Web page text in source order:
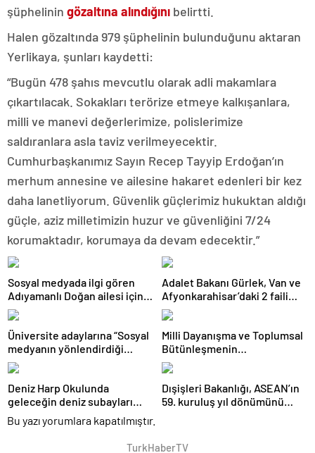
şüphelinin gözaltına alındığını belirtti.
Halen gözaltında 979 şüphelinin bulunduğunu aktaran
Yerlikaya, şunları kaydetti:
“Bugün 478 şahıs mevcutlu olarak adli makamlara
çıkartılacak. Sokakları terörize etmeye kalkışanlara,
milli ve manevi değerlerimize, polislerimize
saldıranlara asla taviz verilmeyecektir.
Cumhurbaşkanımız Sayın Recep Tayyip Erdoğan’ın
merhum annesine ve ailesine hakaret edenleri bir kez
daha lanetliyorum. Güvenlik güçlerimiz hukuktan aldığı
güçle, aziz milletimizin huzur ve güvenliğini 7/24
korumaktadır, korumaya da devam edecektir.”
Sosyal medyada ilgi gören
Adıyamanlı Doğan ailesi için
“aile danışmanlığı” süreci
başlatıldı
Adalet Bakanı Gürlek, Van ve
Afyonkarahisar’daki 2 faili
meçhul olayın aydınlatıldığını
duyurdu
Üniversite adaylarına “Sosyal
medyanın yönlendirdiği
tercihler kariyeri riske
atabilir” uyarısı
Milli Dayanışma ve Toplumsal
Bütünleşmenin
Güçlendirilmesine Dair Kanun
Teklifi TBMM Adalet
Komisyonunda kabul edildi
Deniz Harp Okulunda
geleceğin deniz subayları
uygulamalı eğitimlerle
yetişiyor
Dışişleri Bakanlığı, ASEAN’ın
59. kuruluş yıl dönümünü
Bu yazı yorumlara kapatılmıştır.
TurkHaberTV